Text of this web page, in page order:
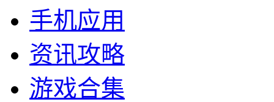
手机应用
资讯攻略
游戏合集